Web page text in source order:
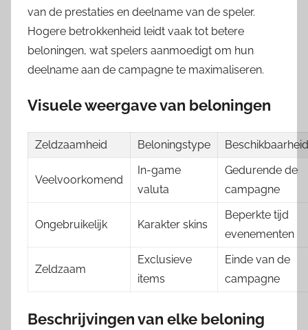
van de prestaties en deelname van de speler.
Hogere betrokkenheid leidt vaak tot betere
beloningen, wat spelers aanmoedigt om hun
deelname aan de campagne te maximaliseren.
Visuele weergave van beloningen
Zeldzaamheid Beloningstype Beschikbaarheid
Veelvoorkomend
In-game
valuta
Gedurende de
campagne
Ongebruikelijk Karakter skins
Beperkte tijd
evenementen
Zeldzaam
Exclusieve
items
Einde van de
campagne
Beschrijvingen van elke beloning